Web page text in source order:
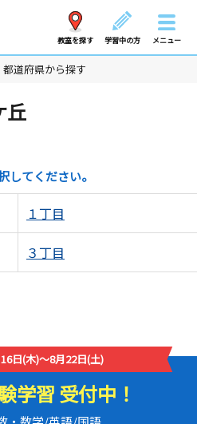
教室を探す 学習中の方 メニュー
都道府県から探す
丘
してください。
１丁目
３丁目
日(木)～8月22日(土)
学習 受付中！